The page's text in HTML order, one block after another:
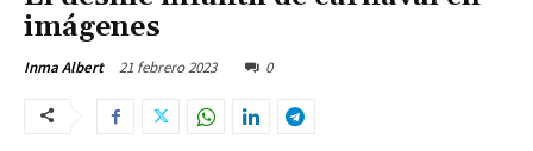
imágenes
Inma Albert 21 febrero 2023 0